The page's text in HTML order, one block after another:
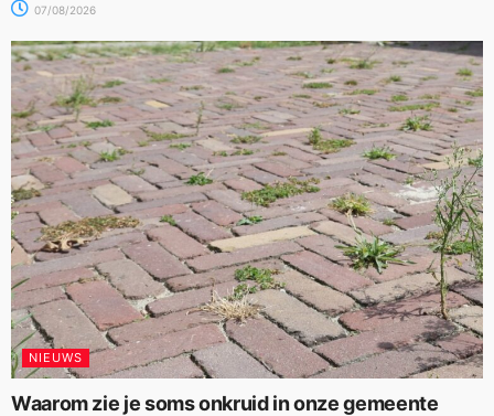
07/08/2026
NIEUWS
Waarom zie je soms onkruid in onze gemeente